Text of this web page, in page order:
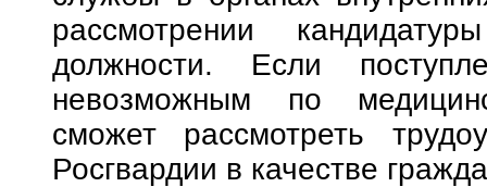
рассмотрении
должности. Если
невозможным по
сможет рассмотреть
Росгвардии в качестве